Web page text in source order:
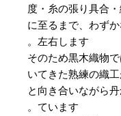
度・糸の張り具合
に至るまで、わず
左右します。
そのため黒木織物
いてきた熟練の織
と向き合いながら
ています。